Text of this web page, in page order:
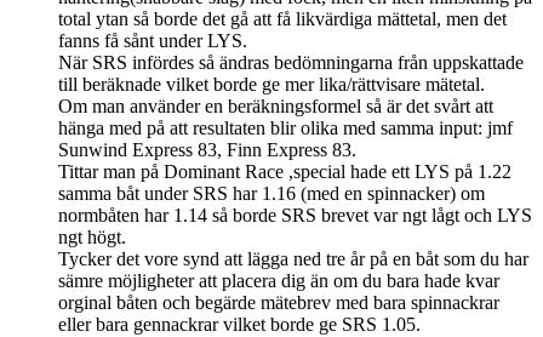
total ytan så borde det gå att få likvärdiga mättetal, men det
fanns få sånt under LYS.
När SRS infördes så ändras bedömningarna från uppskattade
till beräknade vilket borde ge mer lika/rättvisare mätetal.
Om man använder en beräkningsformel så är det svårt att
hänga med på att resultaten blir olika med samma input: jmf
Sunwind Express 83, Finn Express 83.
Tittar man på Dominant Race ,special hade ett LYS på 1.22
samma båt under SRS har 1.16 (med en spinnacker) om
normbåten har 1.14 så borde SRS brevet var ngt lågt och LYS
ngt högt.
Tycker det vore synd att lägga ned tre år på en båt som du har
sämre möjligheter att placera dig än om du bara hade kvar
orginal båten och begärde mätebrev med bara spinnackrar
eller bara gennackrar vilket borde ge SRS 1.05.